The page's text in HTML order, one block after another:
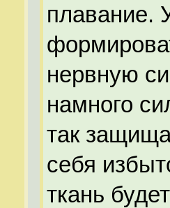
плавание.
нервную
намного
так
себя
ткань